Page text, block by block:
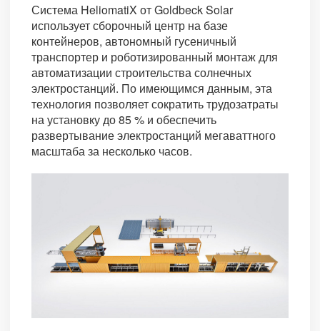
Система HeliomatiX от Goldbeck Solar
использует сборочный центр на базе
контейнеров, автономный гусеничный
транспортер и роботизированный монтаж для
автоматизации строительства солнечных
электростанций. По имеющимся данным, эта
технология позволяет сократить трудозатраты
на установку до 85 % и обеспечить
развертывание электростанций мегаваттного
масштаба за несколько часов.